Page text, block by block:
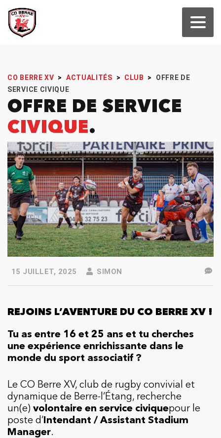
CO BERRE XV > ACTUALITÉS > CLUB >
OFFRE DE
SERVICE CIVIQUE
OFFRE DE SERVICE
CIVIQUE
15 JUILLET, 2025 SIMON
REJOINS L’AVENTURE DU CO BERRE XV !
Tu as entre 16 et 25 ans et tu cherches
une expérience enrichissante dans le
monde du sport associatif ?
Le CO Berre XV, club de rugby convivial et
dynamique de Berre-l’Étang, recherche
un(e) volontaire en service civiquepour le
poste d’Intendant / Assistant Stadium
Manager.